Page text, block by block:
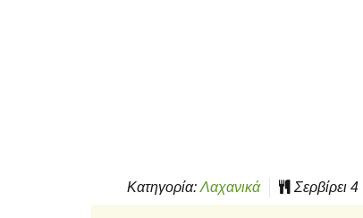
Κατηγορία:Λαχανικά Σερβίρει 4